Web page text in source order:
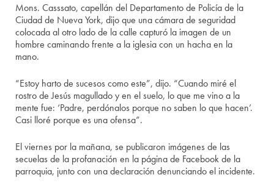
Mons. Casssato, capellán del Departamento de Policía de la
Ciudad de Nueva York, dijo que una cámara de seguridad
colocada al otro lado de la calle capturó la imagen de un
hombre caminando frente a la iglesia con un hacha en la
mano.
“Estoy harto de sucesos como este”, dijo. “Cuando miré el
rostro de Jesús magullado y en el suelo, lo que me vino a la
mente fue: ‘Padre, perdónalos porque no saben lo que hacen’.
Casi lloré porque es una ofensa”.
El viernes por la mañana, se publicaron imágenes de las
secuelas de la profanación en la página de Facebook de la
parroquia, junto con una declaración denunciando el incidente.